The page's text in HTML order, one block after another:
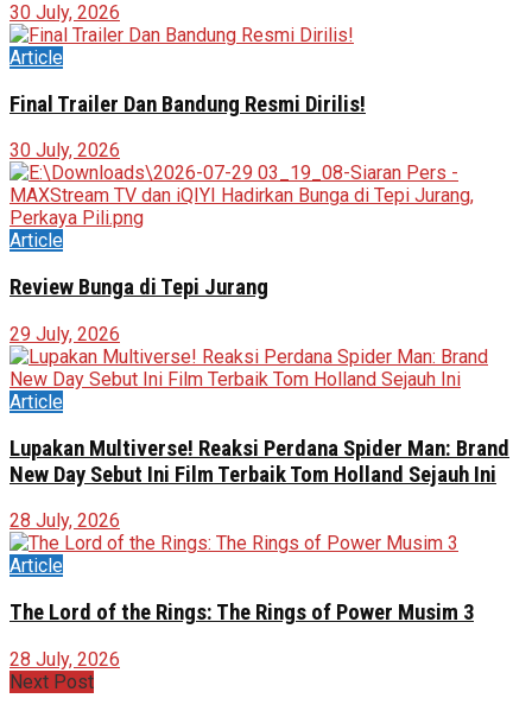
30 July, 2026
Article
Final Trailer Dan Bandung Resmi Dirilis!
30 July, 2026
Article
Review Bunga di Tepi Jurang
29 July, 2026
Article
Lupakan Multiverse! Reaksi Perdana Spider Man: Brand
New Day Sebut Ini Film Terbaik Tom Holland Sejauh Ini
28 July, 2026
Article
The Lord of the Rings: The Rings of Power Musim 3
28 July, 2026
Next Post